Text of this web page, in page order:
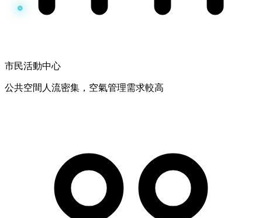
市民活動中心
公共空間人流密集，空氣管理需求較高